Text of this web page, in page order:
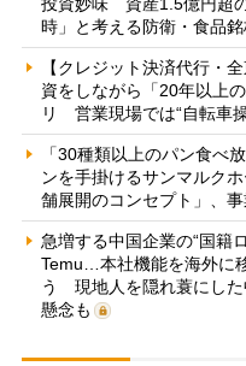
時」と考える防衛・食品
【クレジット決済代行・
資をしながら「20年以上
リ 営業現場では“自転車
「30種類以上のパン食べ
ンを手掛けるサンマルク
舗展開のコンセプト」、
急増する中国企業の“国籍
Temu…本社機能を海外に
う 現地人を隠れ蓑にした
懸念も